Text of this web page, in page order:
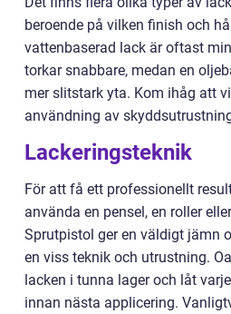
beroende på vilken finish och
vattenbaserad lack är oftast
torkar snabbare, medan en
mer slitstark yta. Kom ihåg att
användning av
Lackeringsteknik
För att få ett professionellt
använda en pensel, en roller
Sprutpistol ger en väldigt jämn
en viss teknik och utrustning.
lacken i tunna lager och låt
innan nästa applicering.